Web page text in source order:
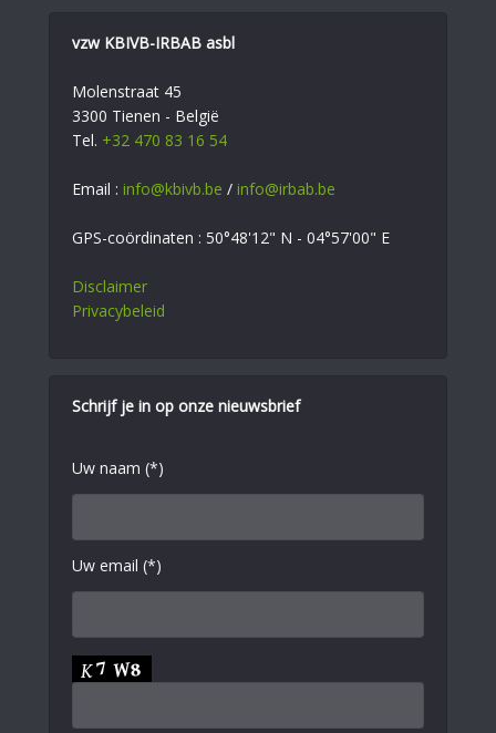
vzw KBIVB-IRBAB asbl
Molenstraat 45
3300 Tienen - België
Tel. +32 470 83 16 54
Email : info@kbivb.be / info@irbab.be
GPS-coördinaten : 50°48'12" N - 04°57'00" E
Disclaimer
Privacybeleid
Schrijf je in op onze nieuwsbrief
Uw naam (*)
Uw email (*)